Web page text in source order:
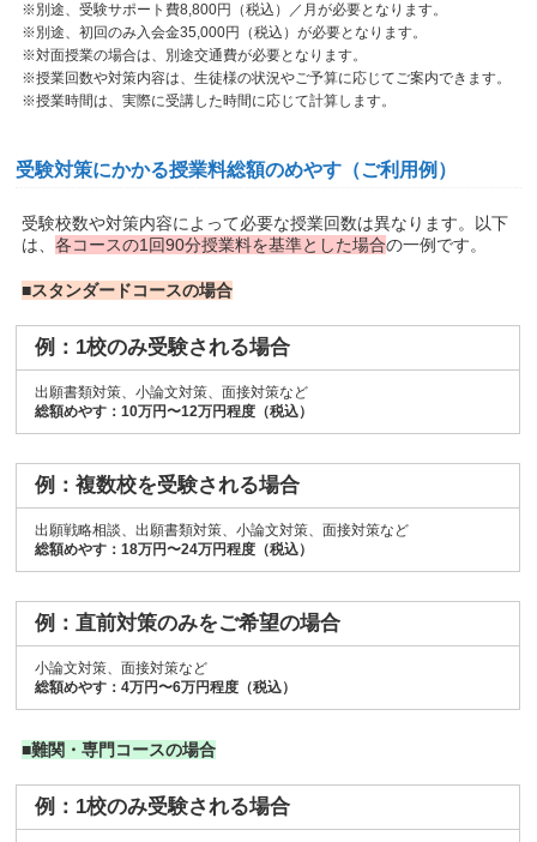
※別途、受験サポート費8,800円（税込）／月が必要となります。
※別途、初回のみ入会金35,000円（税込）が必要となります。
※対面授業の場合は、別途交通費が必要となります。
※授業回数や対策内容は、生徒様の状況やご予算に応じてご案内できます。
※授業時間は、実際に受講した時間に応じて計算します。
受験対策にかかる授業料総額のめやす（ご利用例）
受験校数や対策内容によって必要な授業回数は異なります。以下
は、各コースの1回90分授業料を基準とした場合の一例です。
■スタンダードコースの場合
例：1校のみ受験される場合
出願書類対策、小論文対策、面接対策など
総額めやす：10万円〜12万円程度（税込）
例：複数校を受験される場合
出願戦略相談、出願書類対策、小論文対策、面接対策など
総額めやす：18万円〜24万円程度（税込）
例：直前対策のみをご希望の場合
小論文対策、面接対策など
総額めやす：4万円〜6万円程度（税込）
■難関・専門コースの場合
例：1校のみ受験される場合